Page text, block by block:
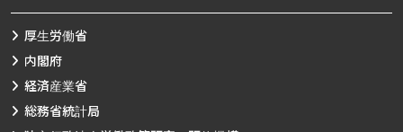
厚生労働省
内閣府
経済産業省
総務省統計局